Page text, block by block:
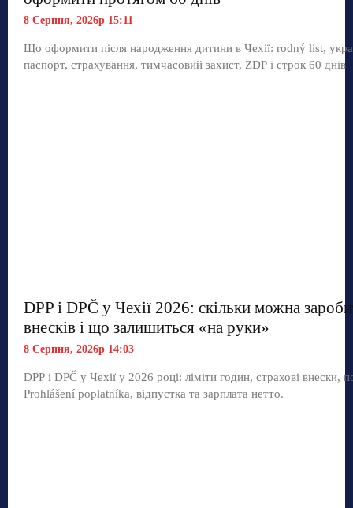
8 Серпня, 2026р 15:11
Що оформити після народження дитини в Чехії: rodný list,
паспорт, страхування, тимчасовий захист, ZDP і строк 60 днів
DPP і DPČ у Чехії 2026: скільки можна
внесків і що залишиться «на руки»
8 Серпня, 2026р 14:03
DPP і DPČ у Чехії у 2026 році: ліміти годин, страхові внески,
Prohlášení poplatníka, відпустка та зарплата нетто.